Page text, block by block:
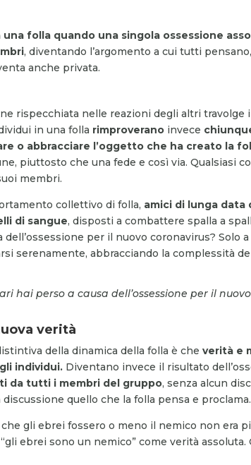
folla quando una singola ossessione
, diventando l’argomento a cui tutti
anche privata.
rispecchiata nelle reazioni degli altri travolge
in una folla rimproverano invece
o abbracciare l’oggetto che ha creato la
piuttosto che una fede e così via. Qualsiasi
membri.
collettivo di folla, amici di lunga data
di sangue, disposti a combattere spalla a
dell’ossessione per il nuovo coronavirus? Solo
serenamente, abbracciando la complessità
hai perso a causa dell’ossessione per il
verità
della dinamica della folla è cheverità e
individui. Diventano invece il risultato
da tutti i membri del gruppo, senza alcun
quello che la folla pensa e proclama.
gli ebrei fossero o meno il nemico non era
ebrei sono un nemico” come verità assoluta.